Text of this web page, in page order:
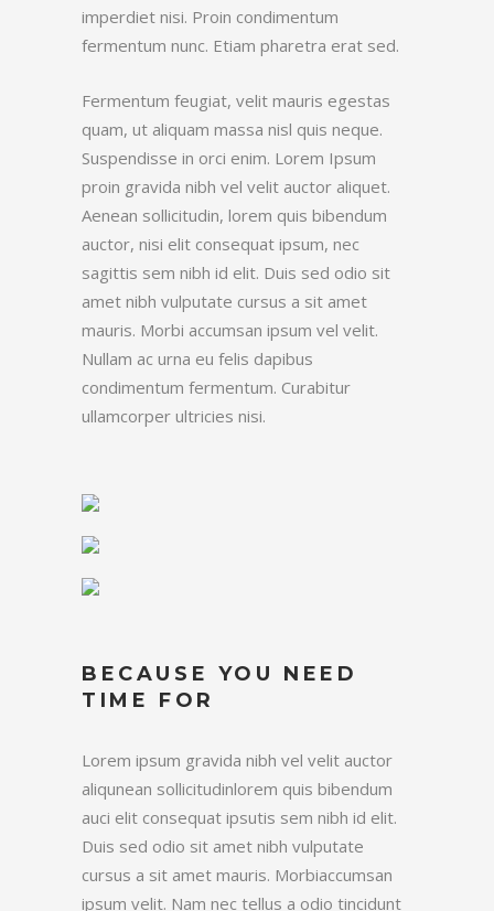
imperdiet nisi. Proin condimentum
fermentum nunc. Etiam pharetra erat sed.
Fermentum feugiat, velit mauris egestas
quam, ut aliquam massa nisl quis neque.
Suspendisse in orci enim. Lorem Ipsum
proin gravida nibh vel velit auctor aliquet.
Aenean sollicitudin, lorem quis bibendum
auctor, nisi elit consequat ipsum, nec
sagittis sem nibh id elit. Duis sed odio sit
amet nibh vulputate cursus a sit amet
mauris. Morbi accumsan ipsum vel velit.
Nullam ac urna eu felis dapibus
condimentum fermentum. Curabitur
ullamcorper ultricies nisi.
BECAUSE YOU NEED
TIME FOR
Lorem ipsum gravida nibh vel velit auctor
aliqunean sollicitudinlorem quis bibendum
auci elit consequat ipsutis sem nibh id elit.
Duis sed odio sit amet nibh vulputate
cursus a sit amet mauris. Morbiaccumsan
ipsum velit. Nam nec tellus a odio tincidunt